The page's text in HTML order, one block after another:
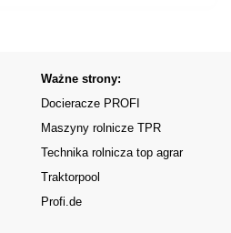
Ważne strony:
Docieracze PROFI
Maszyny rolnicze TPR
Technika rolnicza top agrar
Traktorpool
Profi.de